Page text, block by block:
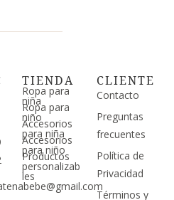
TIENDA
Ropa para
niña
Ropa para
niño
Accesorios
para niña
Accesorios
para niño
Productos
personalizab
les
CLIENTE
Contacto
Preguntas
frecuentes
Política de
Privacidad
Términos y